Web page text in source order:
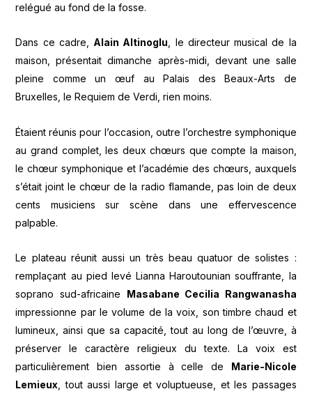
relégué au fond de la fosse.
Dans ce cadre, Alain Altinoglu, le directeur musical de la
maison, présentait dimanche après-midi, devant une salle
pleine comme un œuf au Palais des Beaux-Arts de
Bruxelles, le Requiem de Verdi, rien moins.
Étaient réunis pour l’occasion, outre l’orchestre symphonique
au grand complet, les deux chœurs que compte la maison,
le chœur symphonique et l’académie des chœurs, auxquels
s’était joint le chœur de la radio flamande, pas loin de deux
cents musiciens sur scène dans une effervescence
palpable.
Le plateau réunit aussi un très beau quatuor de solistes :
remplaçant au pied levé Lianna Haroutounian souffrante, la
soprano sud-africaine
Masabane Cecilia Rangwanasha
impressionne par le volume de la voix, son timbre chaud et
lumineux, ainsi que sa capacité, tout au long de l’œuvre, à
préserver le caractère religieux du texte. La voix est
particulièrement bien assortie à celle de
Marie-Nicole
Lemieux, tout aussi large et voluptueuse, et les passages